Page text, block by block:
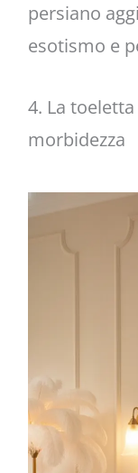
persiano
esotismo e
4. La
morbidezza